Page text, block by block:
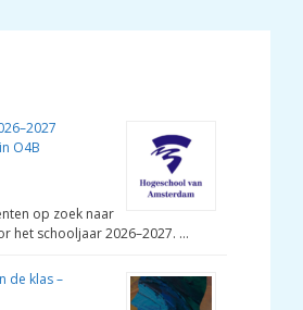
O4B
op zoek naar
het schooljaar 2026–2027. …
de klas –